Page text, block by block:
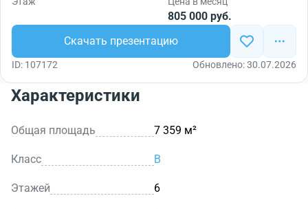
805 000 руб.
Скачать презентацию
ID: 107172 Обновлено: 30.07.2026
Характеристики
Общая площадь 7 359 м²
Класс B
Этажей 6